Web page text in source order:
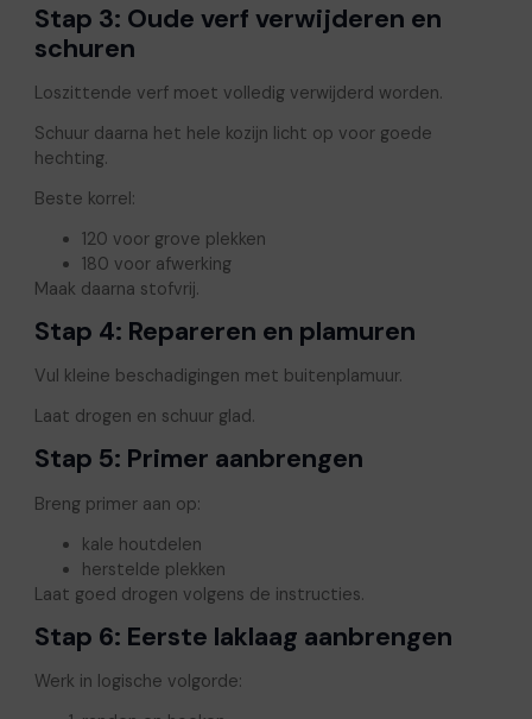
Stap 3: Oude verf verwijderen en
schuren
Loszittende verf moet volledig verwijderd worden.
Schuur daarna het hele kozijn licht op voor goede
hechting.
Beste korrel:
120 voor grove plekken
180 voor afwerking
Maak daarna stofvrij.
Stap 4: Repareren en plamuren
Vul kleine beschadigingen met buitenplamuur.
Laat drogen en schuur glad.
Stap 5: Primer aanbrengen
Breng primer aan op:
kale houtdelen
herstelde plekken
Laat goed drogen volgens de instructies.
Stap 6: Eerste laklaag aanbrengen
Werk in logische volgorde: